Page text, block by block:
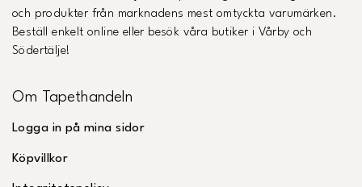
och produkter från marknadens mest omtyckta varumärken.
Beställ enkelt online eller besök våra butiker i Vårby och
Södertälje!
Om Tapethandeln
Logga in på mina sidor
Köpvillkor